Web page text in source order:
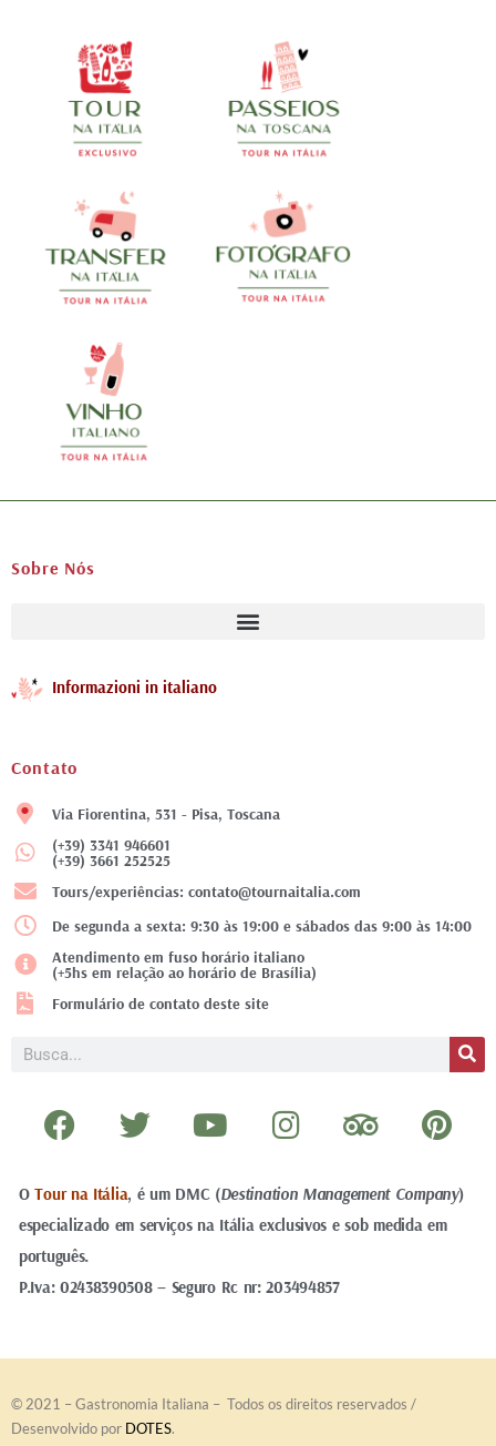
Sobre Nós
Informazioni in italiano
Contato
Via Fiorentina, 531 - Pisa, Toscana
(+39) 3341 946601
(+39) 3661 252525
Tours/experiências: contato@tournaitalia.com
De segunda a sexta: 9:30 às 19:00 e sábados das 9:00 às 14:00
Atendimento em fuso horário italiano
(+5hs em relação ao horário de Brasília)
Formulário de contato deste site
Pesquisar
F
a
e
b
o
o
T
w
t
t
r
Y
o
t
u
e
I
n
t
a
r
m
T
r
p
a
s
r
P
i
t
e
t
OTour na Itália, é um DMC (Destination Management Company)
especializado em serviços na Itália exclusivos e sob medida em
português.
P.Iva: 02438390508 – Seguro Rc nr: 203494857
© 2021 – Gastronomia Italiana – Todos os direitos reservados /
Desenvolvido por DOTES.